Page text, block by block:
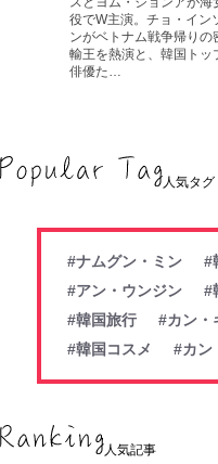
役でW主演。チョ・イン
ンがベトナム戦争帰りの
輸王を熱演と、韓国トッ
俳優た…
人気タグ
#ナムグン・ミン
#
#アン・ウンジン
#
#韓国旅行
#カン・
#韓国コスメ
#カン
人気記事